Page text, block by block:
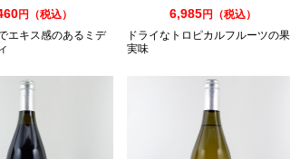
円（税込）
エキス感のあるミデ
6,985円（税込）
ドライなトロピカルフルーツの果
実味